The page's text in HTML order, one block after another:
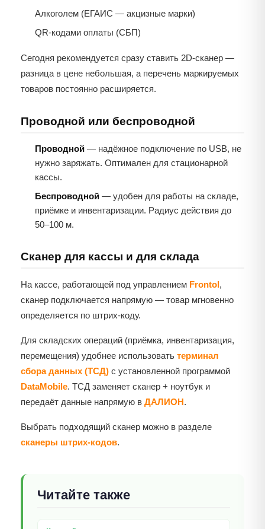
Алкоголем (ЕГАИС — акцизные марки)
QR-кодами оплаты (СБП)
Сегодня рекомендуется сразу ставить 2D-сканер —
разница в цене небольшая, а перечень маркируемых
товаров постоянно расширяется.
Проводной или беспроводной
Проводной — надёжное подключение по USB, не
нужно заряжать. Оптимален для стационарной
кассы.
Беспроводной — удобен для работы на складе,
приёмке и инвентаризации. Радиус действия до
50–100 м.
Сканер для кассы и для склада
На кассе, работающей под управлением Frontol,
сканер подключается напрямую — товар мгновенно
определяется по штрих-коду.
Для складских операций (приёмка, инвентаризация,
перемещения) удобнее использовать терминал
сбора данных (ТСД) с установленной программой
DataMobile. ТСД заменяет сканер + ноутбук и
передаёт данные напрямую в ДАЛИОН.
Выбрать подходящий сканер можно в разделе
сканеры штрих-кодов.
Читайте также